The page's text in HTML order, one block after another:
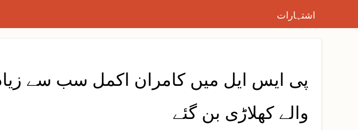
اشتہارات
پی ایس ایل میں کامران اکمل سب سے
والے کھلاڑی بن گئے